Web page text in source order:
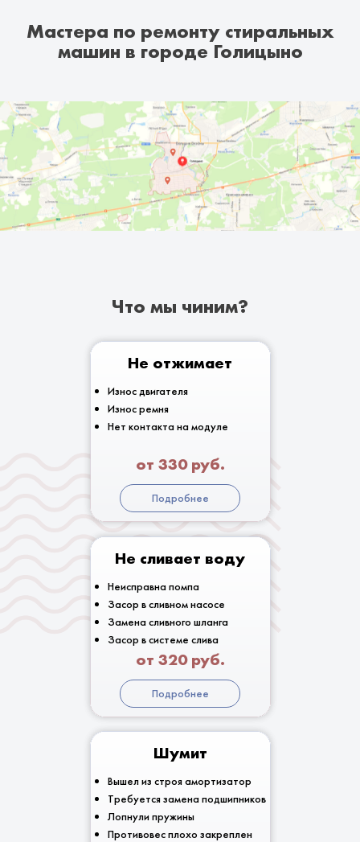
Мастера по ремонту стиральных
машин в городе Голицыно
Что мы чиним?
Не отжимает
Износ двигателя
Износ ремня
Нет контакта на модуле
от 330 руб.
Подробнее
Подробнее
от 320 руб.
Неисправна помпа
Засор в сливном насосе
Замена сливного шланга
Засор в системе слива
Не сливает воду
Шумит
Вышел из строя амортизатор
Требуется замена подшипников
Лопнули пружины
Противовес плохо закреплен